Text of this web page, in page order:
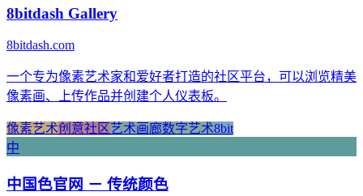
8bitdash Gallery
8bitdash.com
一个专为像素艺术家和爱好者打造的社区平台，可以浏览精美
像素画、上传作品并创建个人仪表板。
像素艺术创意社区艺术画廊数字艺术8bit
中
中国色官网 － 传统颜色